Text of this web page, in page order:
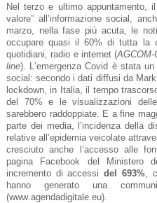
Nel terzo e ultimo appuntamento,
valore” all’informazione social,
marzo, nella fase più acuta, le
occupare quasi il 60% di tutta la
quotidiani, radio e internet (
line). L’emergenza Covid è stata
social: secondo i dati diffusi da
lockdown, in Italia, il tempo
del 70% e le visualizzazioni
sarebbero raddoppiate. E a fine
parte dei media, l’incidenza della
relative all’epidemia veicolate
cresciuto anche l’accesso alle
pagina Facebook del Ministero
incremento di accessidel 693%,
hanno generato una
(www.agendadigitale.eu).